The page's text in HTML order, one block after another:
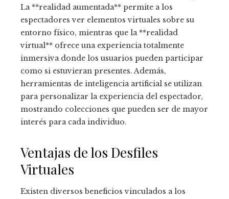
La **realidad aumentada** permite a los
espectadores ver elementos virtuales sobre su
entorno físico, mientras que la **realidad
virtual** ofrece una experiencia totalmente
inmersiva donde los usuarios pueden participar
como si estuvieran presentes. Además,
herramientas de inteligencia artificial se utilizan
para personalizar la experiencia del espectador,
mostrando colecciones que pueden ser de mayor
interés para cada individuo.
Ventajas de los Desfiles
Virtuales
Existen diversos beneficios vinculados a los